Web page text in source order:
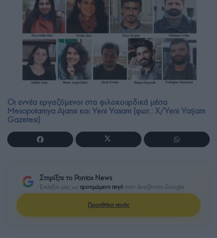
Οι εννέα εργαζόμενοι στα φιλοκουρδικά μέσα
Mesopotamya Ajansi και Yeni Yasam (φωτ.: Χ/Yeni Yaşam
Gazetesi)
Στηρίξτε το Pontos News
Επιλέξτε μας ως προτιμώμενη πηγή στην Αναζήτηση Google
Προσθήκη πηγής